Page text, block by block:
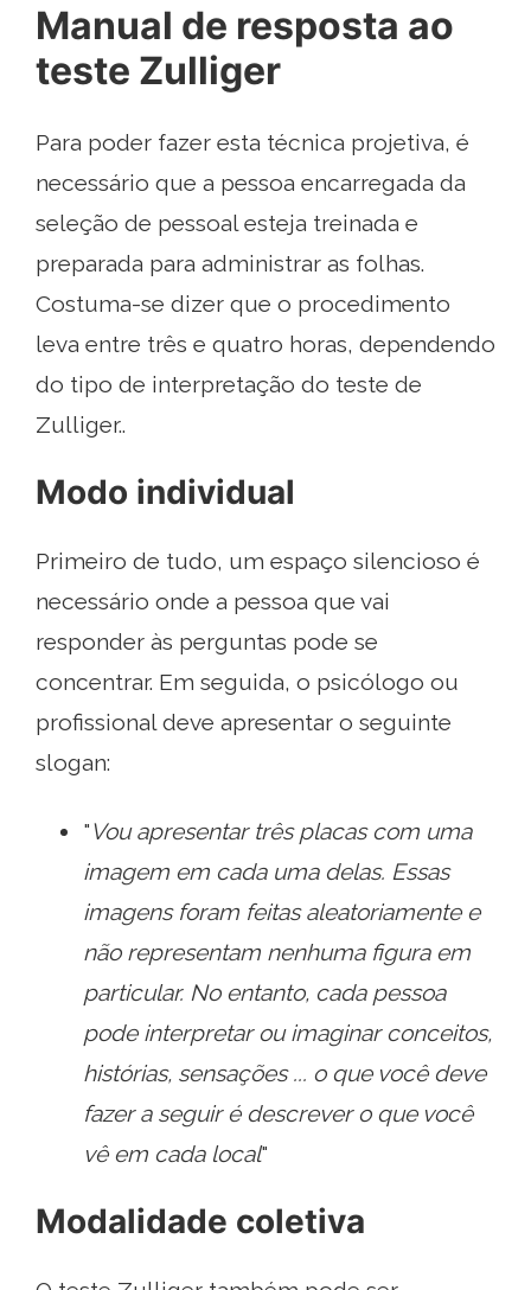
Manual de resposta ao
teste Zulliger
Para poder fazer esta técnica projetiva, é
necessário que a pessoa encarregada da
seleção de pessoal esteja treinada e
preparada para administrar as folhas.
Costuma-se dizer que o procedimento
leva entre três e quatro horas, dependendo
do tipo de interpretação do teste de
Zulliger..
Modo individual
Primeiro de tudo, um espaço silencioso é
necessário onde a pessoa que vai
responder às perguntas pode se
concentrar. Em seguida, o psicólogo ou
profissional deve apresentar o seguinte
slogan:
"Vou apresentar três placas com uma
imagem em cada uma delas. Essas
imagens foram feitas aleatoriamente e
não representam nenhuma figura em
particular. No entanto, cada pessoa
pode interpretar ou imaginar conceitos,
histórias, sensações ... o que você deve
fazer a seguir é descrever o que você
vê em cada local"
Modalidade coletiva